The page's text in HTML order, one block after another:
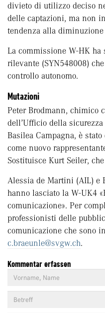
divieto di utilizzo deciso
delle captazioni, ma non
tendenza alla
La commissione W-HK
rilevante (SYN548008)
controllo autonomo.
Mutazioni
Peter Brodmann, chimico
dell’Ufficio della
Basilea Campagna, è
come nuovo
Sostituisce Kurt Seiler,
Alessia de Martini (AIL) e
hanno lasciato la W-UK4
comunicazione». Per
professionisti delle
comunicazione che sono
c.braeunle@svgw.ch.
Kommentar erfassen